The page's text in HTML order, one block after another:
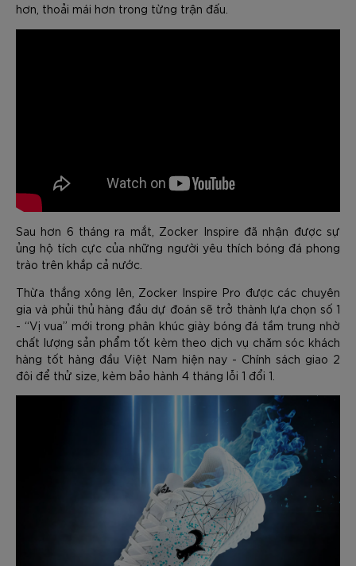
hơn, thoải mái hơn trong từng trận đấu.
Sau hơn 6 tháng ra mắt, Zocker Inspire đã nhận được sự
ủng hộ tích cực của những người yêu thích bóng đá phong
trào trên khắp cả nước.
Thừa thắng xông lên, Zocker Inspire Pro được các chuyên
gia và phủi thủ hàng đầu dự đoán sẽ trở thành lựa chọn số 1
- “Vị vua” mới trong phân khúc giày bóng đá tầm trung nhờ
chất lượng sản phẩm tốt kèm theo dịch vụ chăm sóc khách
hàng tốt hàng đầu Việt Nam hiện nay - Chính sách giao 2
đôi để thử size, kèm bảo hành 4 tháng lỗi 1 đổi 1.